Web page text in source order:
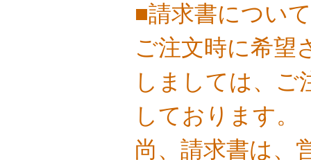
■請求書について
ご注文時に希望
しましては、ご
しております。
尚、請求書は、